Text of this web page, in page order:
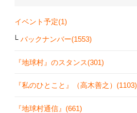
イベント予定(1)
バックナンバー(1553)
『地球村』のスタンス(301)
『私のひとこと』（高木善之）(1103)
『地球村通信』(661)